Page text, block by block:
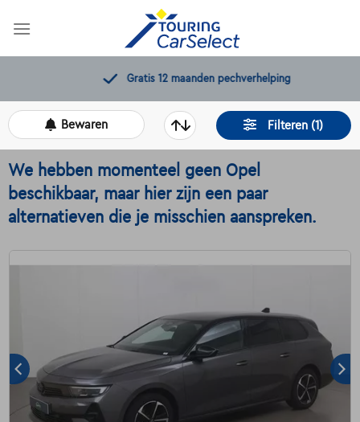
Gratis 12 maanden pechverhelping
Filteren (1)
Bewaren
We hebben momenteel geen Opel
beschikbaar, maar hier zijn een paar
alternatieven die je misschien aanspreken.